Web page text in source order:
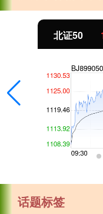
北证50
话题标签